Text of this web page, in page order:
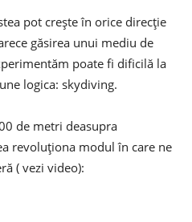
pot crește în orice direcție
găsirea unui mediu de
poate fi dificilă la
logica: skydiving.
de metri deasupra
revoluționa modul în care ne
( vezi video):